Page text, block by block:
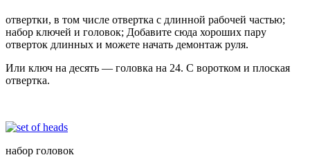
отвертки, в том числе отвертка с длинной рабочей частью;
набор ключей и головок; Добавите сюда хороших пару
отверток длинных и можете начать демонтаж руля.
Или ключ на десять — головка на 24. С воротком и плоская
отвертка.
набор головок